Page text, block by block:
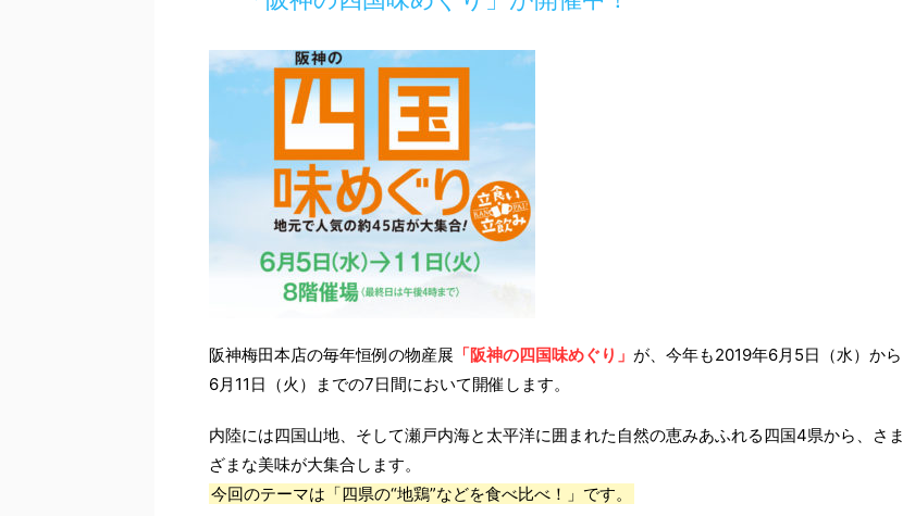
阪神梅田本店の毎年恒例の物産展 「阪神の四国味めぐり」 が、今年も2019年6月5日（水）から
6月11日（火）までの7日間において開催します。
内陸には四国山地、そして瀬戸内海と太平洋に囲まれた自然の恵みあふれる四国4県から、さま
ざまな美味が大集合します。
今回のテーマは「四県の“地鶏”などを食べ比べ！」です。